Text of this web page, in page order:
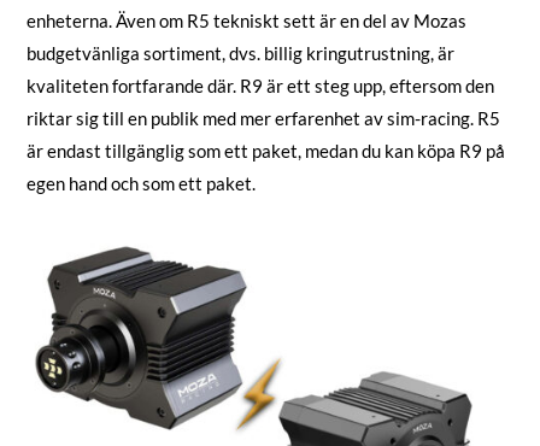
enheterna. Även om R5 tekniskt sett är en del av Mozas
budgetvänliga sortiment, dvs. billig kringutrustning, är
kvaliteten fortfarande där. R9 är ett steg upp, eftersom den
riktar sig till en publik med mer erfarenhet av sim-racing. R5
är endast tillgänglig som ett paket, medan du kan köpa R9 på
egen hand och som ett paket.